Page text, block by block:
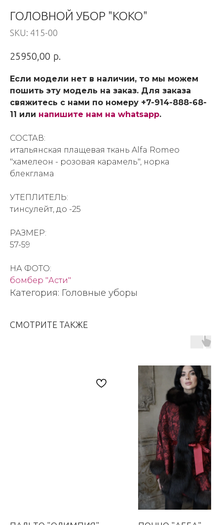
ГОЛОВНОЙ УБОР "КОКО"
SKU: 415-00
25950,00 р.
Если модели нет в наличии, то мы можем
пошить эту модель на заказ. Для заказа
свяжитесь с нами по номеру +7-914-888-68-
11 или напишите нам на whatsapp.
СОСТАВ:
итальянская плащевая ткань Alfa Romeo
"хамелеон - розовая карамель", норка
блекглама
УТЕПЛИТЕЛЬ:
тинсулейт, до -25
РАЗМЕР:
57-59
НА ФОТО:
бомбер "Асти"
Категория: Головные уборы
СМОТРИТЕ ТАКЖЕ